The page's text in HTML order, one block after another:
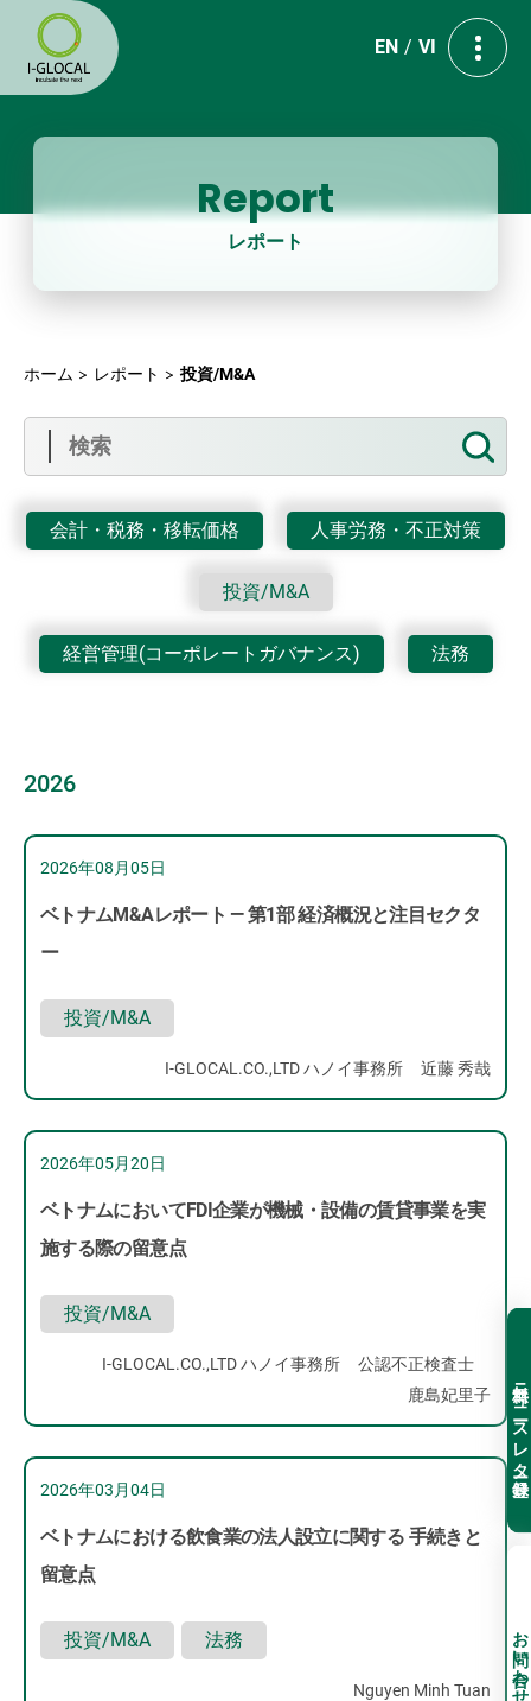
EN VI
Report
レポート
ホーム レポート 投資/M&A
会計・税務・移転価格 人事労務・不正対策
投資/M&A
経営管理(コーポレートガバナンス) 法務
2026
2026年08月05日
ベトナムM&Aレポート ― 第1部 経済概況と注目セクタ
ー
投資/M&A
I-GLOCAL.CO.,LTD ハノイ事務所 近藤 秀哉
2026年05月20日
ベトナムにおいてFDI企業が機械・設備の賃貸事業を実
施する際の留意点
投資/M&A
I-GLOCAL.CO.,LTD ハノイ事務所
公認不正検査士
鹿島妃里子
2026年03月04日
ベトナムにおける飲食業の法人設立に関する 手続きと
留意点
投資/M&A 法務
Nguyen Minh Tuan
無料ニュースレター登録
お問い合わせ